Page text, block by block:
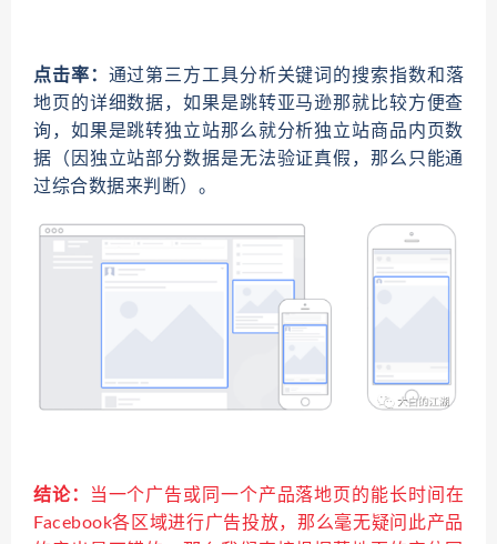
点击率： 通过第三方工具分析关键词的搜索指数和落
地页的详细数据，如果是跳转亚马逊那就比较方便查
询，如果是跳转独立站那么就分析独立站商品内页数
据（因独立站部分数据是无法验证真假，那么只能通
过综合数据来判断）。
结论：
当一个广告或同一个产品落地页的能长时间在
Facebook各区域进行广告投放，那么毫无疑问此产品